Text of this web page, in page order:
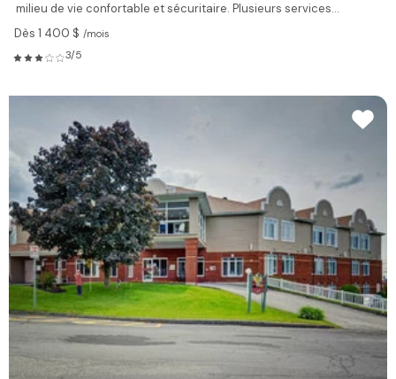
milieu de vie confortable et sécuritaire. Plusieurs services...
Dès 1 400 $ /mois
3/5